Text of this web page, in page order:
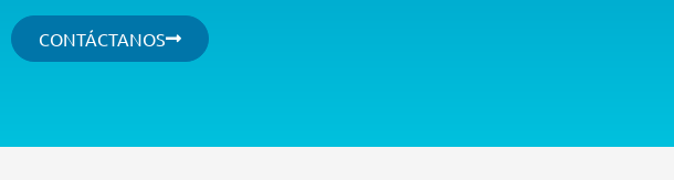
CONTÁCTANOS